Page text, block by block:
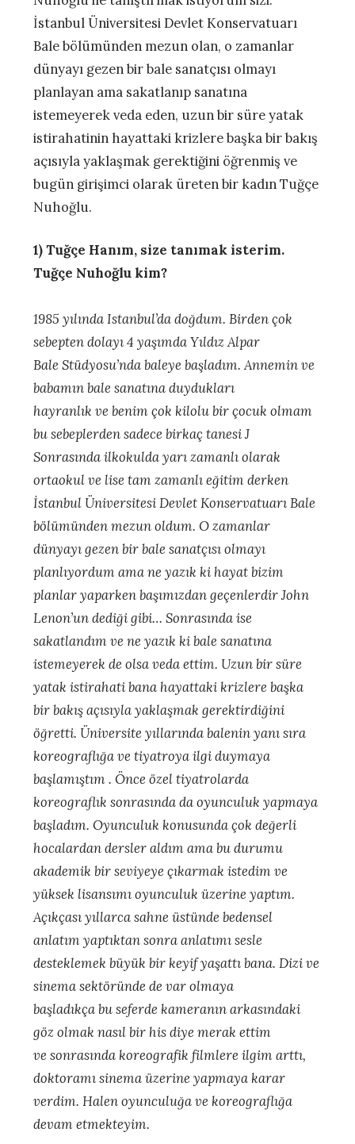
İstanbul Üniversitesi Devlet Konservatuarı
Bale bölümünden mezun olan, o zamanlar
dünyayı gezen bir bale sanatçısı olmayı
planlayan ama sakatlanıp sanatına
istemeyerek veda eden, uzun bir süre yatak
istirahatinin hayattaki krizlere başka bir bakış
açısıyla yaklaşmak gerektiğini öğrenmiş ve
bugün girişimci olarak üreten bir kadın Tuğçe
Nuhoğlu.
1) Tuğçe Hanım, size tanımak isterim.
Tuğçe Nuhoğlu kim?
1985 yılında Istanbul’da doğdum. Birden çok
sebepten dolayı 4 yaşımda Yıldız Alpar
Bale Stüdyosu’nda baleye başladım. Annemin ve
babamın bale sanatına duydukları
hayranlık ve benim çok kilolu bir çocuk olmam
bu sebeplerden sadece birkaç tanesi J
Sonrasında ilkokulda yarı zamanlı olarak
ortaokul ve lise tam zamanlı eğitim derken
İstanbul Üniversitesi Devlet Konservatuarı Bale
bölümünden mezun oldum. O zamanlar
dünyayı gezen bir bale sanatçısı olmayı
planlıyordum ama ne yazık ki hayat bizim
planlar yaparken başımızdan geçenlerdir John
Lenon’un dediği gibi… Sonrasında ise
sakatlandım ve ne yazık ki bale sanatına
istemeyerek de olsa veda ettim. Uzun bir süre
yatak istirahati bana hayattaki krizlere başka
bir bakış açısıyla yaklaşmak gerektirdiğini
öğretti. Üniversite yıllarında balenin yanı sıra
koreograflığa ve tiyatroya ilgi duymaya
başlamıştım . Önce özel tiyatrolarda
koreograflık sonrasında da oyunculuk yapmaya
başladım. Oyunculuk konusunda çok değerli
hocalardan dersler aldım ama bu durumu
akademik bir seviyeye çıkarmak istedim ve
yüksek lisansımı oyunculuk üzerine yaptım.
Açıkçası yıllarca sahne üstünde bedensel
anlatım yaptıktan sonra anlatımı sesle
desteklemek büyük bir keyif yaşattı bana. Dizi ve
sinema sektöründe de var olmaya
başladıkça bu seferde kameranın arkasındaki
göz olmak nasıl bir his diye merak ettim
ve sonrasında koreografik filmlere ilgim arttı,
doktoramı sinema üzerine yapmaya karar
verdim. Halen oyunculuğa ve koreograflığa
devam etmekteyim.